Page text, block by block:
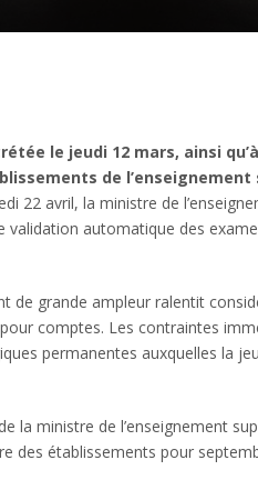
le jeudi 12 mars, ainsi
de l’enseignement
22 avril, la ministre de
validation automatique des
de grande ampleur ralentit
comptes. Les contraintes
permanentes auxquelles la
la ministre de l’enseignement
des établissements pour